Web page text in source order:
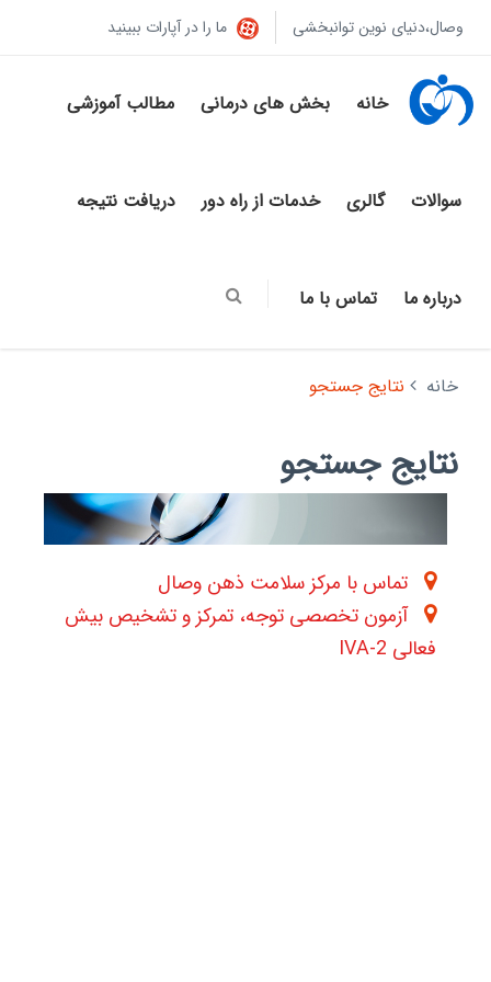
وصال،دنیای نوین توانبخشی ما را در آپارات ببینید
خانه بخش های درمانی مطالب آموزشی
سوالات گالری خدمات از راه دور دریافت نتیجه
درباره ما تماس با ما
خانه نتایج جستجو
نتایج جستجو
تماس با مرکز سلامت ذهن وصال
آزمون تخصصی توجه، تمرکز و تشخیص بیش
فعالی IVA-2